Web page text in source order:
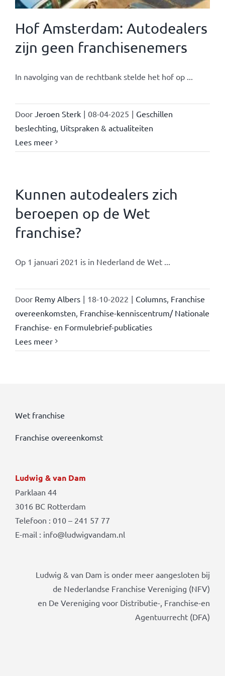
Hof Amsterdam: Autodealers
zijn geen franchisenemers
In navolging van de rechtbank stelde het hof op ...
Door Jeroen Sterk | 08-04-2025 | Geschillen
beslechting Uitspraken & actualiteiten
Lees meer
Kunnen autodealers zich
beroepen op de Wet
franchise?
Op 1 januari 2021 is in Nederland de Wet ...
Door Remy Albers | 18-10-2022 | Columns Franchise
overeenkomsten Franchise-kenniscentrum/ Nationale
Franchise- en Formulebrief-publicaties
Lees meer
Wet franchise
Franchise overeenkomst
Ludwig & van Dam
Parklaan 44
3016 BC Rotterdam
Telefoon : 010 – 241 57 77
E-mail : info@ludwigvandam.nl
Ludwig & van Dam is onder meer aangesloten bij
de Nederlandse Franchise Vereniging (NFV)
en De Vereniging voor Distributie-, Franchise-en
Agentuurrecht (DFA)